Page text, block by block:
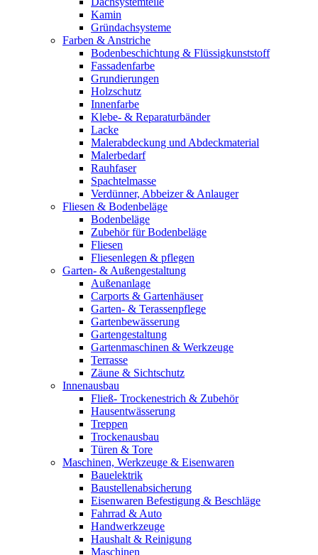
Kamin
Gründachsysteme
Farben & Anstriche
Bodenbeschichtung & Flüssigkunststoff
Fassadenfarbe
Grundierungen
Holzschutz
Innenfarbe
Klebe- & Reparaturbänder
Lacke
Malerabdeckung und Abdeckmaterial
Malerbedarf
Rauhfaser
Spachtelmasse
Verdünner, Abbeizer & Anlauger
Fliesen & Bodenbeläge
Bodenbeläge
Zubehör für Bodenbeläge
Fliesen
Fliesenlegen & pflegen
Garten- & Außengestaltung
Außenanlage
Carports & Gartenhäuser
Garten- & Terassenpflege
Gartenbewässerung
Gartengestaltung
Gartenmaschinen & Werkzeuge
Terrasse
Zäune & Sichtschutz
Innenausbau
Fließ- Trockenestrich & Zubehör
Hausentwässerung
Treppen
Trockenausbau
Türen & Tore
Maschinen, Werkzeuge & Eisenwaren
Bauelektrik
Baustellenabsicherung
Eisenwaren Befestigung & Beschläge
Fahrrad & Auto
Handwerkzeuge
Haushalt & Reinigung
Maschinen